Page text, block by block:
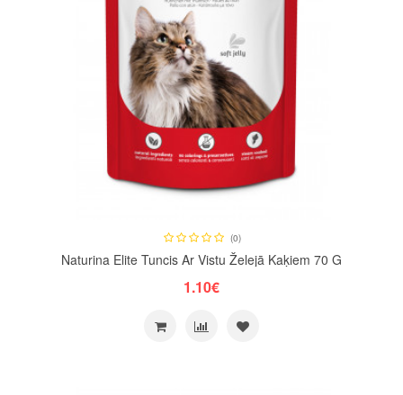
(0)
Naturina Elite Tuncis Ar Vistu Želejā Kaķiem 70 G
1.10€